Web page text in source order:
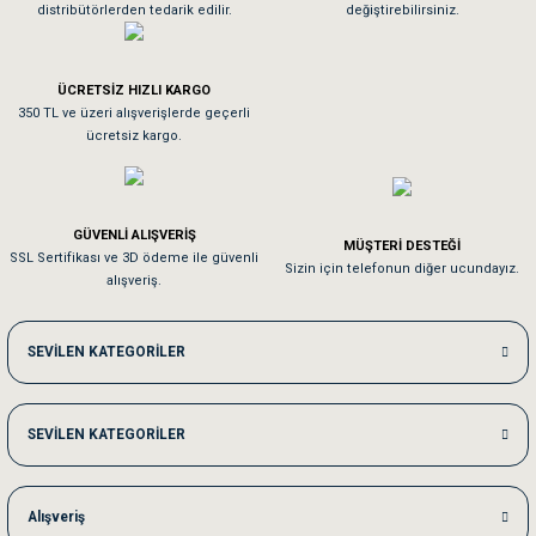
Tavşanım kafesinin kalitesine ve paketlemesine bayıldım
Sa**** On******
Kedilerim beğeniyorlar. Memnunuz. Uygun fiyatta olması iyi.
Me***** Ya******
Akşam verdiğim sipariş bir sonraki gün elime ulaştı. Jack russell köpeğim
Ka***** Ar******
Ufak bir sorun harici sorun olmadı sağolsunlar onuda hemen çözdüler
distribütörlerden tedarik edilir.
değiştirebilirsiniz.
ÜCRETSİZ HIZLI KARGO
350 TL ve üzeri alışverişlerde geçerli
ücretsiz kargo.
GÜVENLİ ALIŞVERİŞ
SSL Sertifikası ve 3D ödeme ile güvenli
alışveriş.
MÜŞTERİ DESTEĞİ
Sizin için telefonun diğer ucundayız.
SEVİLEN KATEGORİLER
SEVİLEN KATEGORİLER
Alışveriş